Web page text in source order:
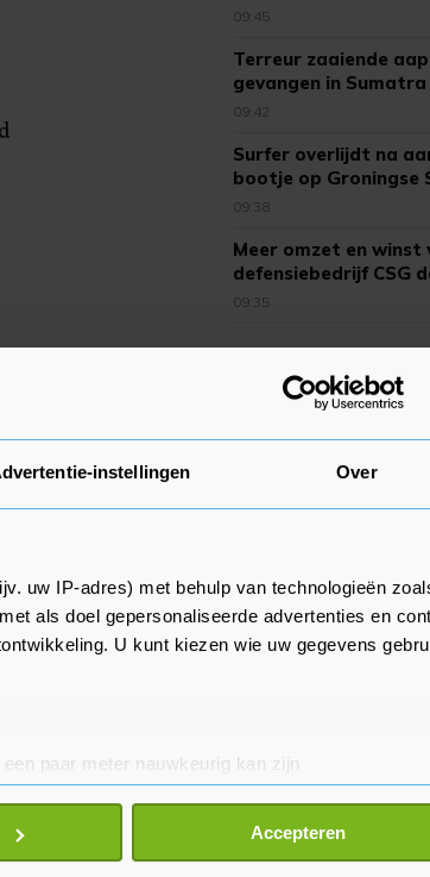
instellingen Over
uw IP-adres) met behulp van technologieën
als doel gepersonaliseerde advertenties en
U kunt kiezen wie uw gegevens
paar meter nauwkeurig kan zijn
eigenschappen (fingerprinting)
stel uw voorkeuren in het
detailgedeelte
Accepteren
09:45
Terreur zaaiende
gevangen in Sumatra
09:42
Surfer overlijdt na
bootje op Groningse
09:38
Meer omzet en winst
defensiebedrijf CSG
vraag
09:35